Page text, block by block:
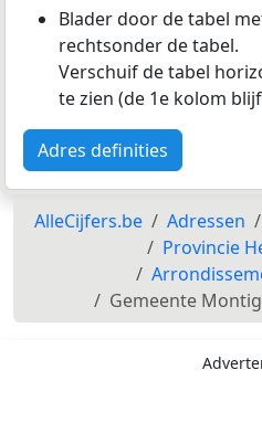
Blader door de tabel
rechtsonder de tabel.
Verschuif de tabel
te zien (de 1e kolom
Adres definities
AlleCijfers.be Adressen
Provincie
Gemeente